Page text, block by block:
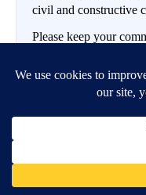
civil and constructive
Please keep your
If you would like to
Conversation